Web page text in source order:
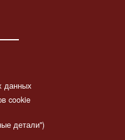
данных
cookie
детали")